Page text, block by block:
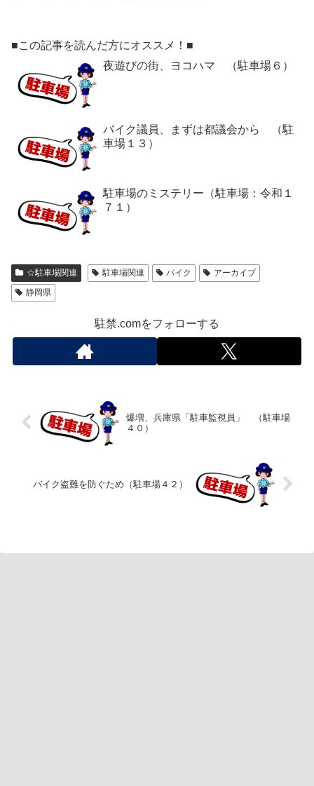
■この記事を読んだ方にオススメ！■
夜遊びの街、ヨコハマ （駐車場６）
バイク議員、まずは都議会から （駐
車場１３）
駐車場のミステリー（駐車場：令和１
７１）
☆駐車場関連 駐車場関連 バイク
アーカイブ
静岡県
駐禁.comをフォローする
爆増、兵庫県「駐車監視員」 （駐車場
４０）
バイク盗難を防ぐため（駐車場４２）